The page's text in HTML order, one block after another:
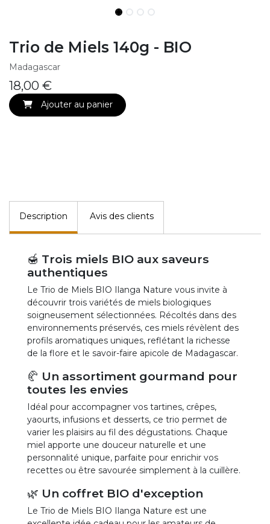
Trio de Miels 140g - BIO
Madagascar
18,00 €
Ajouter au panier
Description Avis des clients
🍯 Trois miels BIO aux saveurs
authentiques
Le Trio de Miels BIO Ilanga Nature vous invite à
découvrir trois variétés de miels biologiques
soigneusement sélectionnées. Récoltés dans des
environnements préservés, ces miels révèlent des
profils aromatiques uniques, reflétant la richesse
de la flore et le savoir-faire apicole de Madagascar.
🥐 Un assortiment gourmand pour
toutes les envies
Idéal pour accompagner vos tartines, crêpes,
yaourts, infusions et desserts, ce trio permet de
varier les plaisirs au fil des dégustations. Chaque
miel apporte une douceur naturelle et une
personnalité unique, parfaite pour enrichir vos
recettes ou être savourée simplement à la cuillère.
🌿 Un coffret BIO d'exception
Le Trio de Miels BIO Ilanga Nature est une